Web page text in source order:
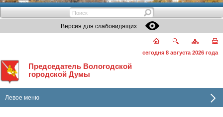
Версия для слабовидящих
сегодня 8 августа 2026 года
Председатель Вологодской
городской Думы
Левое меню